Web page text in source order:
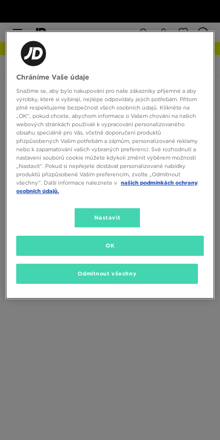
JD Sports Nike Air Max Pre-Day
Nike Air Max Pre-Day
0 produktů
Seřadit:Doporučené Filtrovat
Žádné produkty k zobrazení
Změňte kritéria vyhledávání nebo
odstraňte vybrané filtry
Chráníme Vaše údaje
Snažíme se, aby bylo nakupování pro naše zákazníky příjemné a aby
výrobky, které si vybírají, nejlépe odpovídaly jejich potřebám. Přitom
plně respektujeme bezpečnost všech osobních údajů. Klikněte na
„OK“, pokud chcete, abychom informace o Vašem chování na našich
webových stránkách používali k vypracování personalizovaného
obsahu speciálně pro Vás, včetně doporučení produktů
přizpůsobených Vašim potřebám a zájmům, personalizované reklamy
nebo k zapamatování vašich vybraných preferencí. Své rozhodnutí a
nastavení souborů cookie můžete kdykoli změnit výběrem možnosti
„Nastavit“. Pokud si nepřejete dostávat personalizované nabídky
produktů přizpůsobené Vašim preferencím, zvolte „Odmítnout
všechny“. Další informace naleznete v našich podmínkách ochrany
osobních údajů.
Nastavit
Odmítnout všechny
OK